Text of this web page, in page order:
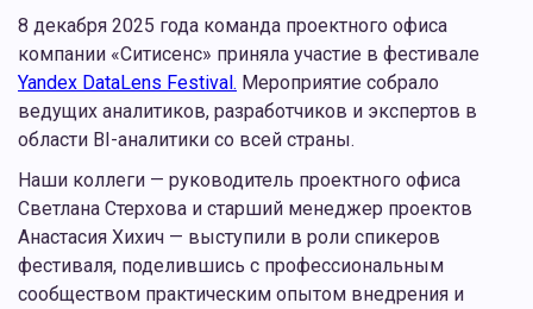
8 декабря 2025 года команда проектного офиса
компании «Ситисенс» приняла участие в фестивале
Yandex DataLens Festival. Мероприятие собрало
ведущих аналитиков, разработчиков и экспертов в
области BI-аналитики со всей страны.
Наши коллеги — руководитель проектного офиса
Светлана Стерхова и старший менеджер проектов
Анастасия Хихич — выступили в роли спикеров
фестиваля, поделившись с профессиональным
сообществом практическим опытом внедрения и